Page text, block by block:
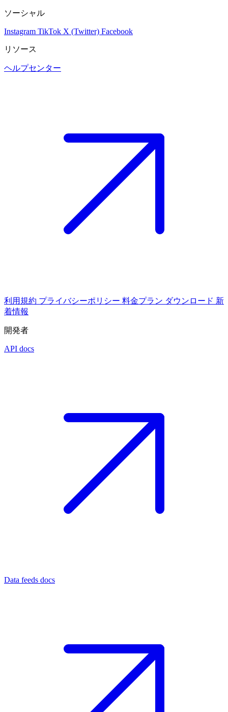
ソーシャル
Instagram TikTok X (Twitter) Facebook
リソース
ヘルプセンター
利用規約 プライバシーポリシー 料金プラン ダウンロード 新
着情報
開発者
API docs
Data feeds docs